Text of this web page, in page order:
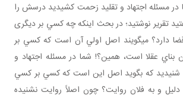
مسئله اجتهاد و تقليد زحمت کشيديد درسش را
تقرير نوشتيد؛ در بحث اينکه چه کسي بر ديگری
دارد؟ مي گويند اصل اولي آن است که کسي بر
عقلا است، همين؟! شما در مسئله اجتهاد و
شنيديد که بگويد اصل اين است که کسي بر کسي
دليل و به فلان روايت؟ چون اصلاً روايت نشنيده